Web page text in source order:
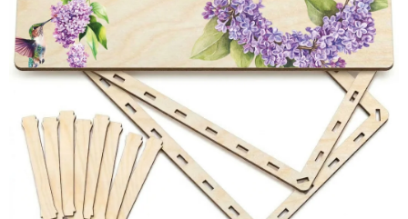
Doprava a platba Vrácení zboží a reklamace
Časté otázky
Kontakt
Moje objednávka
Obchodní podmínky
Ochrana osobních údajů
Hodnocení obchodu
Oblíbené produkty
Věrnostní program